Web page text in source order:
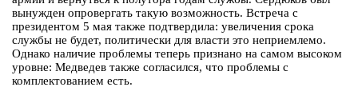
вынужден опровергать такую возможность. Встреча с
президентом 5 мая также подтвердила: увеличения срока
службы не будет, политически для власти это неприемлемо.
Однако наличие проблемы теперь признано на самом высоком
уровне: Медведев также согласился, что проблемы с
комплектованием есть.